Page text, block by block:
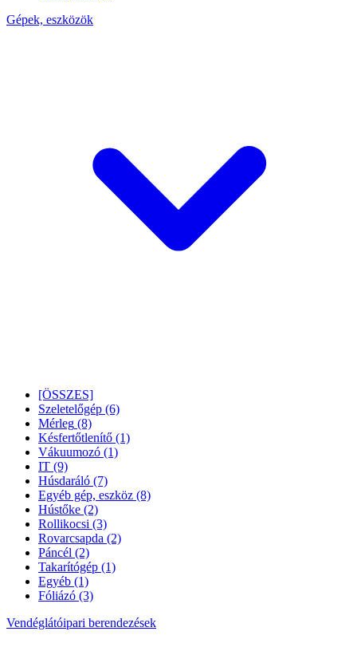
Gépek, eszközök
[ÖSSZES]
Szeletelőgép (6)
Mérleg (8)
Késfertőtlenítő (1)
Vákuumozó (1)
IT (9)
Húsdaráló (7)
Egyéb gép, eszköz (8)
Hústőke (2)
Rollikocsi (3)
Rovarcsapda (2)
Páncél (2)
Takarítógép (1)
Egyéb (1)
Fóliázó (3)
Vendéglátóipari berendezések